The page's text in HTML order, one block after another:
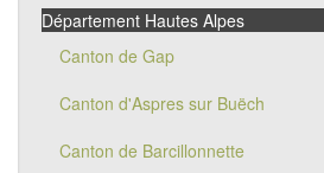
Département Hautes Alpes
Canton de Gap
Canton d'Aspres sur Buëch
Canton de Barcillonnette